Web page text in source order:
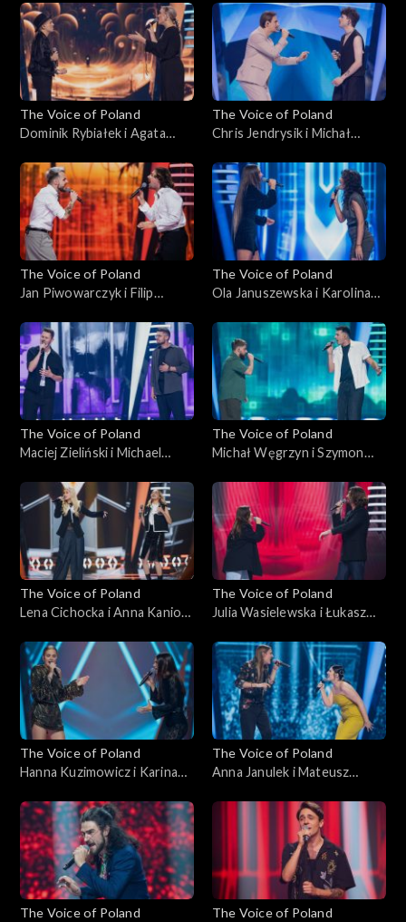
„The Voice of Poland”, Bitwy,
18 października 2025
monet”; „The Voice of
Poland”, Bitwy, 18
października 2025
The Voice of Poland
Dominik Rybiałek i Agata
Ciebie”; „The Voice of
Poland”, Bitwy, 18
października 2025
The Voice of Poland
Chris Jendrysik i Michał
in the Mirror”; „The Voice of
Poland”, Bitwy, 18
października 2025
The Voice of Poland
Jan Piwowarczyk i Filip
Open”; „The Voice of
Poland”, Bitwy, 11
października 2025
The Voice of Poland
Ola Januszewska i Karolina
„The Voice of Poland”, Bitwy,
11 października 2025
The Voice of Poland
Maciej Zieliński i Michael
of Poland”, Bitwy, 11
października 2025
The Voice of Poland
Michał Węgrzyn i Szymon
Voice of Poland”, Bitwy, 11
października 2025
The Voice of Poland
Lena Cichocka i Anna Kaniok
Poland”, Bitwy, 11
października 2025
The Voice of Poland
Julia Wasielewska i Łukasz
Voice of Poland”, Bitwy, 11
października 2025
The Voice of Poland
Hanna Kuzimowicz i Karina
You Now”; „The Voice of
Poland”, Bitwy, 11
października 2025
The Voice of Poland
Anna Janulek i Mateusz
Voice of Poland”, Bitwy, 11
października 2025
The Voice of Poland
The Voice of Poland